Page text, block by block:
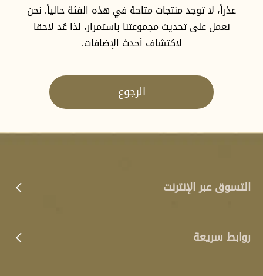
عذراً، لا توجد منتجات متاحة في هذه الفئة حالياً. نحن
نعمل على تحديث مجموعتنا باستمرار، لذا عُد لاحقا
لاكتشاف أحدث الإضافات.
الرجوع
التسوق عبر الإنترنت
روابط سريعة